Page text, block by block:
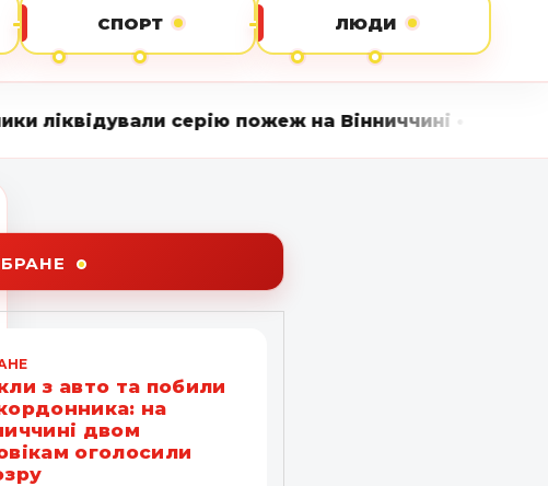
СПОРТ ЛЮДИ
серію пожеж на Вінниччині • Вінниця LIVE
з авто та побили
на
двом
оголосили